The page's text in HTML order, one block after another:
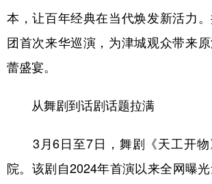
本，让百年经典在当代焕发新活力
团首次来华巡演，为津城观众带来
蕾盛宴。
从舞剧到话剧话题拉满
3月6日至7日，舞剧《天工开物
院。该剧自2024年首演以来全网曝